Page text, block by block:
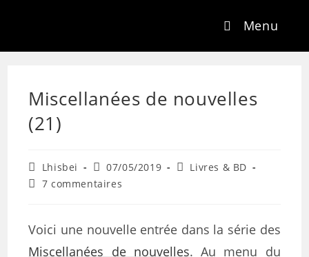
Menu
Miscellanées de nouvelles
(21)
Lhisbei 07/05/2019
Livres & BD
7 commentaires
Voici une nouvelle entrée dans la série des
Miscellanées de nouvelles. Au menu du